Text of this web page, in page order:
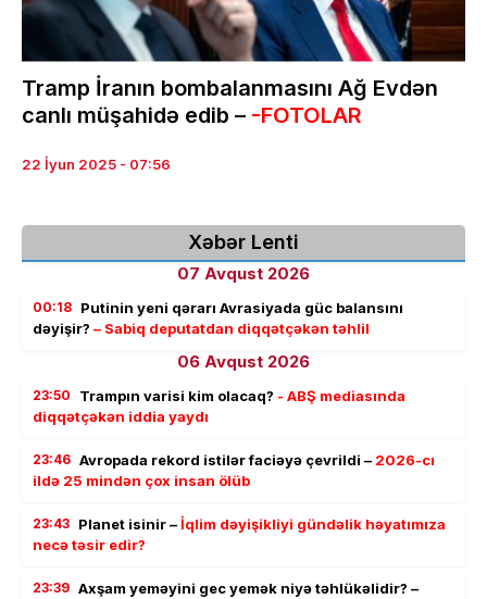
Tramp İranın bombalanmasını Ağ Evdən
canlı müşahidə edib – -FOTOLAR
22 İyun 2025 - 07:56
Xəbər Lenti
07 Avqust 2026
00:18 Putinin yeni qərarı Avrasiyada güc balansını
dəyişir? – Sabiq deputatdan diqqətçəkən təhlil
06 Avqust 2026
23:50 Trampın varisi kim olacaq? - ABŞ mediasında
diqqətçəkən iddia yaydı
23:46 Avropada rekord istilər faciəyə çevrildi – 2026-cı
ildə 25 mindən çox insan ölüb
23:43 Planet isinir –İqlim dəyişikliyi gündəlik həyatımıza
necə təsir edir?
23:39 Axşam yeməyini gec yemək niyə təhlükəlidir? –